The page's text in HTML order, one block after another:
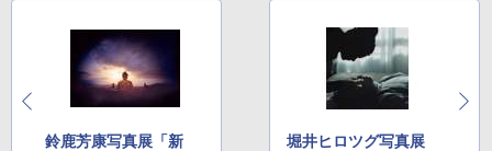
鈴鹿芳康写真展「新
堀井ヒロツグ写真展